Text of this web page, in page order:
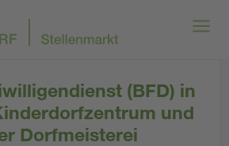
(BFD) in
und
Dorfmeisterei